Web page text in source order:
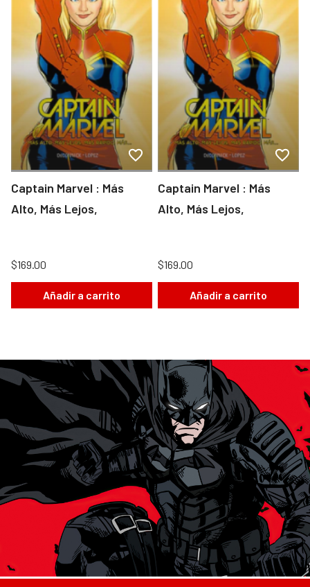
Captain Marvel : Más
Alto, Más Lejos,
$169.00
Añadir a carrito
Captain Marvel : Más
Alto, Más Lejos,
$169.00
Añadir a carrito